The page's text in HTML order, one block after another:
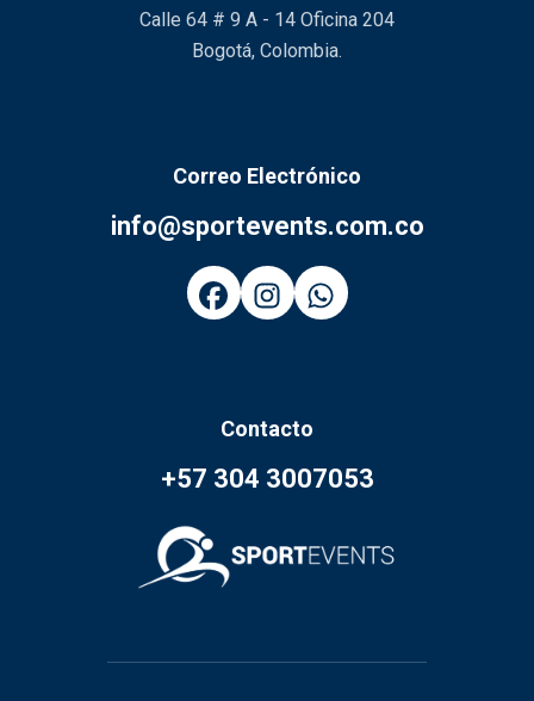
Calle 64 # 9 A - 14 Oficina 204
Bogotá, Colombia.
Correo Electrónico
info@sportevents.com.co
Contacto
+57 304 3007053